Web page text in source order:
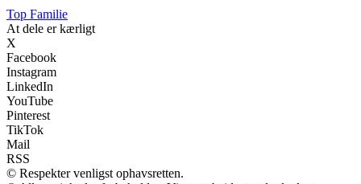
Top Familie
At dele er kærligt
X
Facebook
Instagram
LinkedIn
YouTube
Pinterest
TikTok
Mail
RSS
© Respekter venligst ophavsretten.